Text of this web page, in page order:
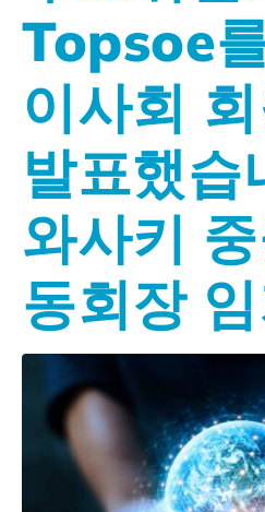
Topsoe
이사회
발표했습
와사키
동회장